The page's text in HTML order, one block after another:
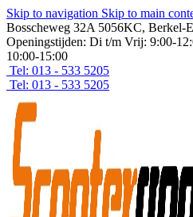
Skip to navigation Skip to main
Bosscheweg 32A 5056KC, Berkel-
Openingstijden: Di t/m Vrij: 9:00-
10:00-15:00
Tel: 013 - 533 5205
Tel: 013 - 533 5205